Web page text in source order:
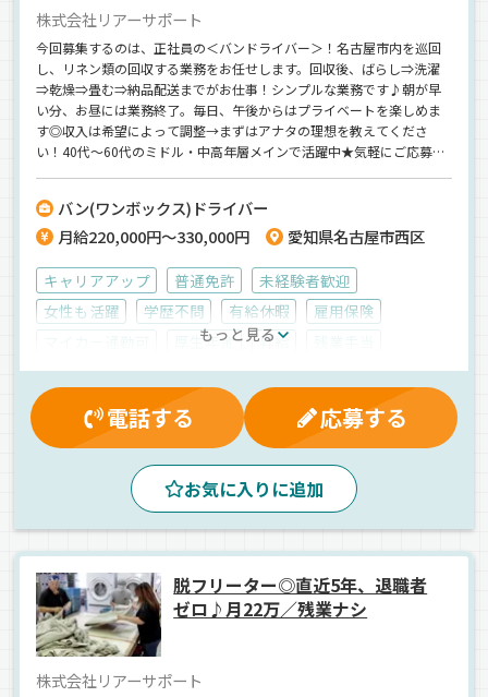
株式会社リアーサポート
今回募集するのは、正社員の＜バンドライバー＞！名古屋市内を巡回
し、リネン類の回収する業務をお任せします。回収後、ばらし⇒洗濯
⇒乾燥⇒畳む⇒納品配送までがお仕事！シンプルな業務です♪朝が早
い分、お昼には業務終了。毎日、午後からはプライベートを楽しめま
す◎収入は希望によって調整→まずはアナタの理想を教えてくださ
い！40代～60代のミドル・中高年層メインで活躍中★気軽にご応募く
バン(ワンボックス)ドライバー
月給220,000円～330,000円
愛知県名古屋市西区
キャリアアップ 普通免許
未経験者歓迎
女性も活躍
学歴不問 有給休暇
雇用保険
厚生年金 昇給
労災保険
健康保険 朝 早朝 昼
地場
ワンボックス アルミバン 正社員
もっと見る
電話する 応募する
お気に入りに追加
脱フリーター◎直近5年、退職者
ゼロ♪月22万／残業ナシ
株式会社リアーサポート